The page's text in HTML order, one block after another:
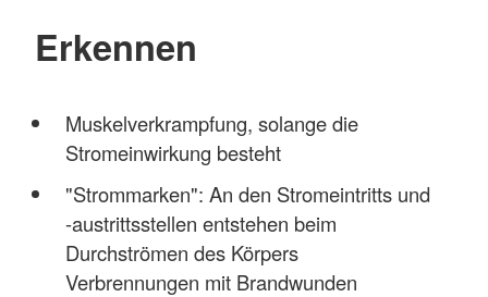
Erkennen
Muskelverkrampfung, solange die
Stromeinwirkung besteht
"Strommarken": An den Stromeintritts und
-austrittsstellen entstehen beim
Durchströmen des Körpers
Verbrennungen mit Brandwunden